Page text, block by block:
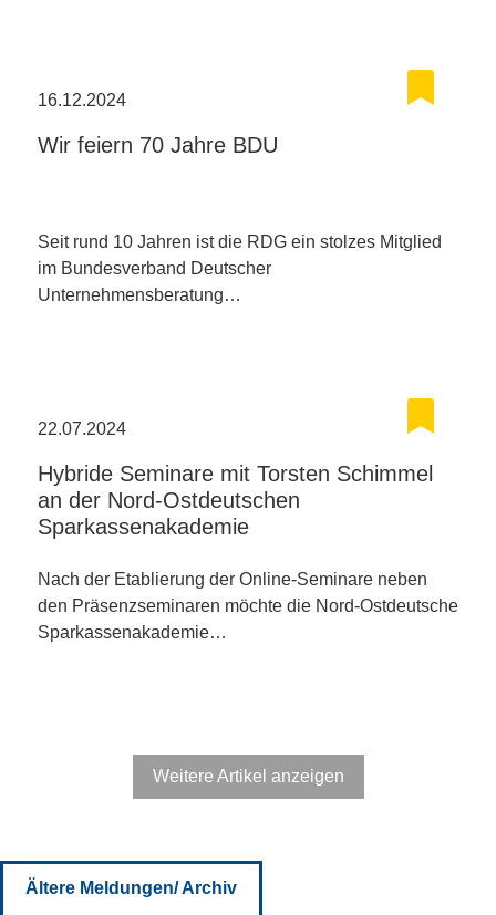
16.12.2024
Wir feiern 70 Jahre BDU
Seit rund 10 Jahren ist die RDG ein stolzes Mitglied
im Bundesverband Deutscher
Unternehmensberatung…
22.07.2024
Hybride Seminare mit Torsten Schimmel
an der Nord-Ostdeutschen
Sparkassenakademie
Nach der Etablierung der Online-Seminare neben
den Präsenzseminaren möchte die Nord-Ostdeutsche
Sparkassenakademie…
Weitere Artikel anzeigen
Ältere Meldungen/ Archiv